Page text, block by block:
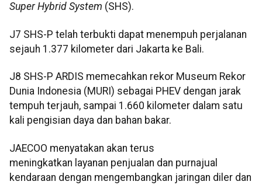
Super Hybrid System (SHS).
J7 SHS-P telah terbukti dapat menempuh perjalanan
sejauh 1.377 kilometer dari Jakarta ke Bali.
J8 SHS-P ARDIS memecahkan rekor Museum Rekor
Dunia Indonesia (MURI) sebagai PHEV dengan jarak
tempuh terjauh, sampai 1.660 kilometer dalam satu
kali pengisian daya dan bahan bakar.
JAECOO menyatakan akan terus
meningkatkan layanan penjualan dan purnajual
kendaraan dengan mengembangkan jaringan diler dan